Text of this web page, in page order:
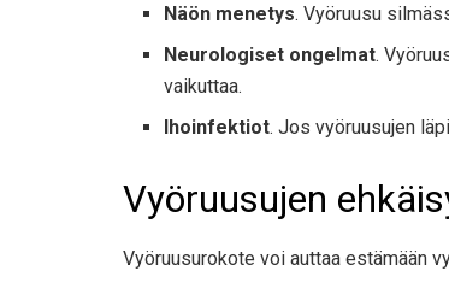
Näön menetys. Vyöruusu
Neurologiset ongelmat.
vaikuttaa.
Ihoinfektiot. Jos vyöruusujen
Vyöruusujen
Vyöruusurokote voi auttaa estämään